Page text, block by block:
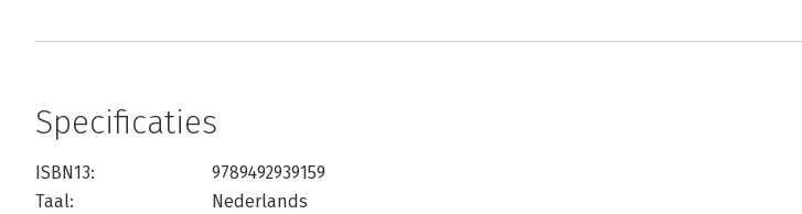
Specificaties
ISBN13:
9789492939159
Taal:
Nederlands